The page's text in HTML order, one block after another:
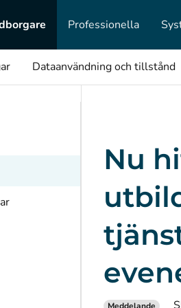
Professionella
Dataanvändning och tillstånd
Nu